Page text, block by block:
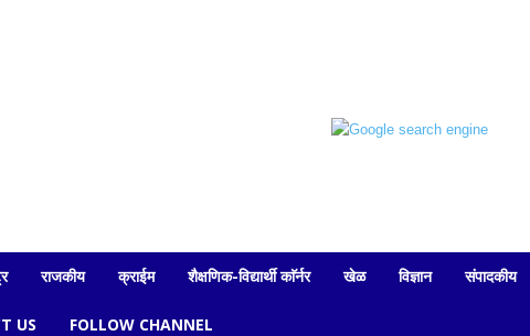
राजकीय क्राईम शैक्षणिक-विद्यार्थी काॅर्नर खेळ विज्ञान संपादकीय
US FOLLOW CHANNEL